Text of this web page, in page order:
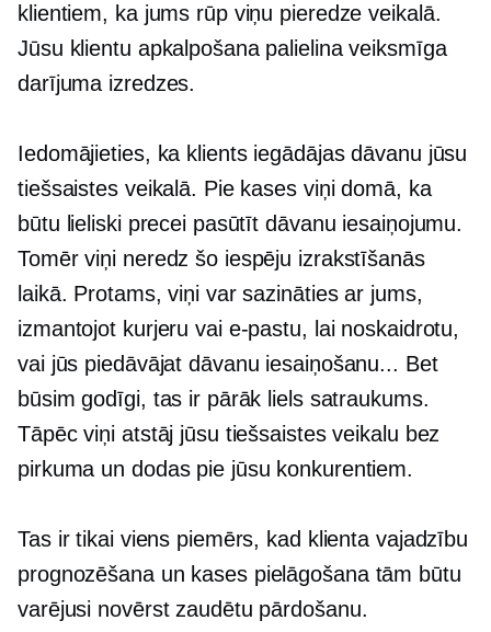
klientiem, ka jums rūp viņu pieredze veikalā.
Jūsu klientu apkalpošana palielina veiksmīga
darījuma izredzes.
Iedomājieties, ka klients iegādājas dāvanu jūsu
tiešsaistes veikalā. Pie kases viņi domā, ka
būtu lieliski precei pasūtīt dāvanu iesaiņojumu.
Tomēr viņi neredz šo iespēju izrakstīšanās
laikā. Protams, viņi var sazināties ar jums,
izmantojot kurjeru vai e-pastu, lai noskaidrotu,
vai jūs piedāvājat dāvanu iesaiņošanu... Bet
būsim godīgi, tas ir pārāk liels satraukums.
Tāpēc viņi atstāj jūsu tiešsaistes veikalu bez
pirkuma un dodas pie jūsu konkurentiem.
Tas ir tikai viens piemērs, kad klienta vajadzību
prognozēšana un kases pielāgošana tām būtu
varējusi novērst zaudētu pārdošanu.